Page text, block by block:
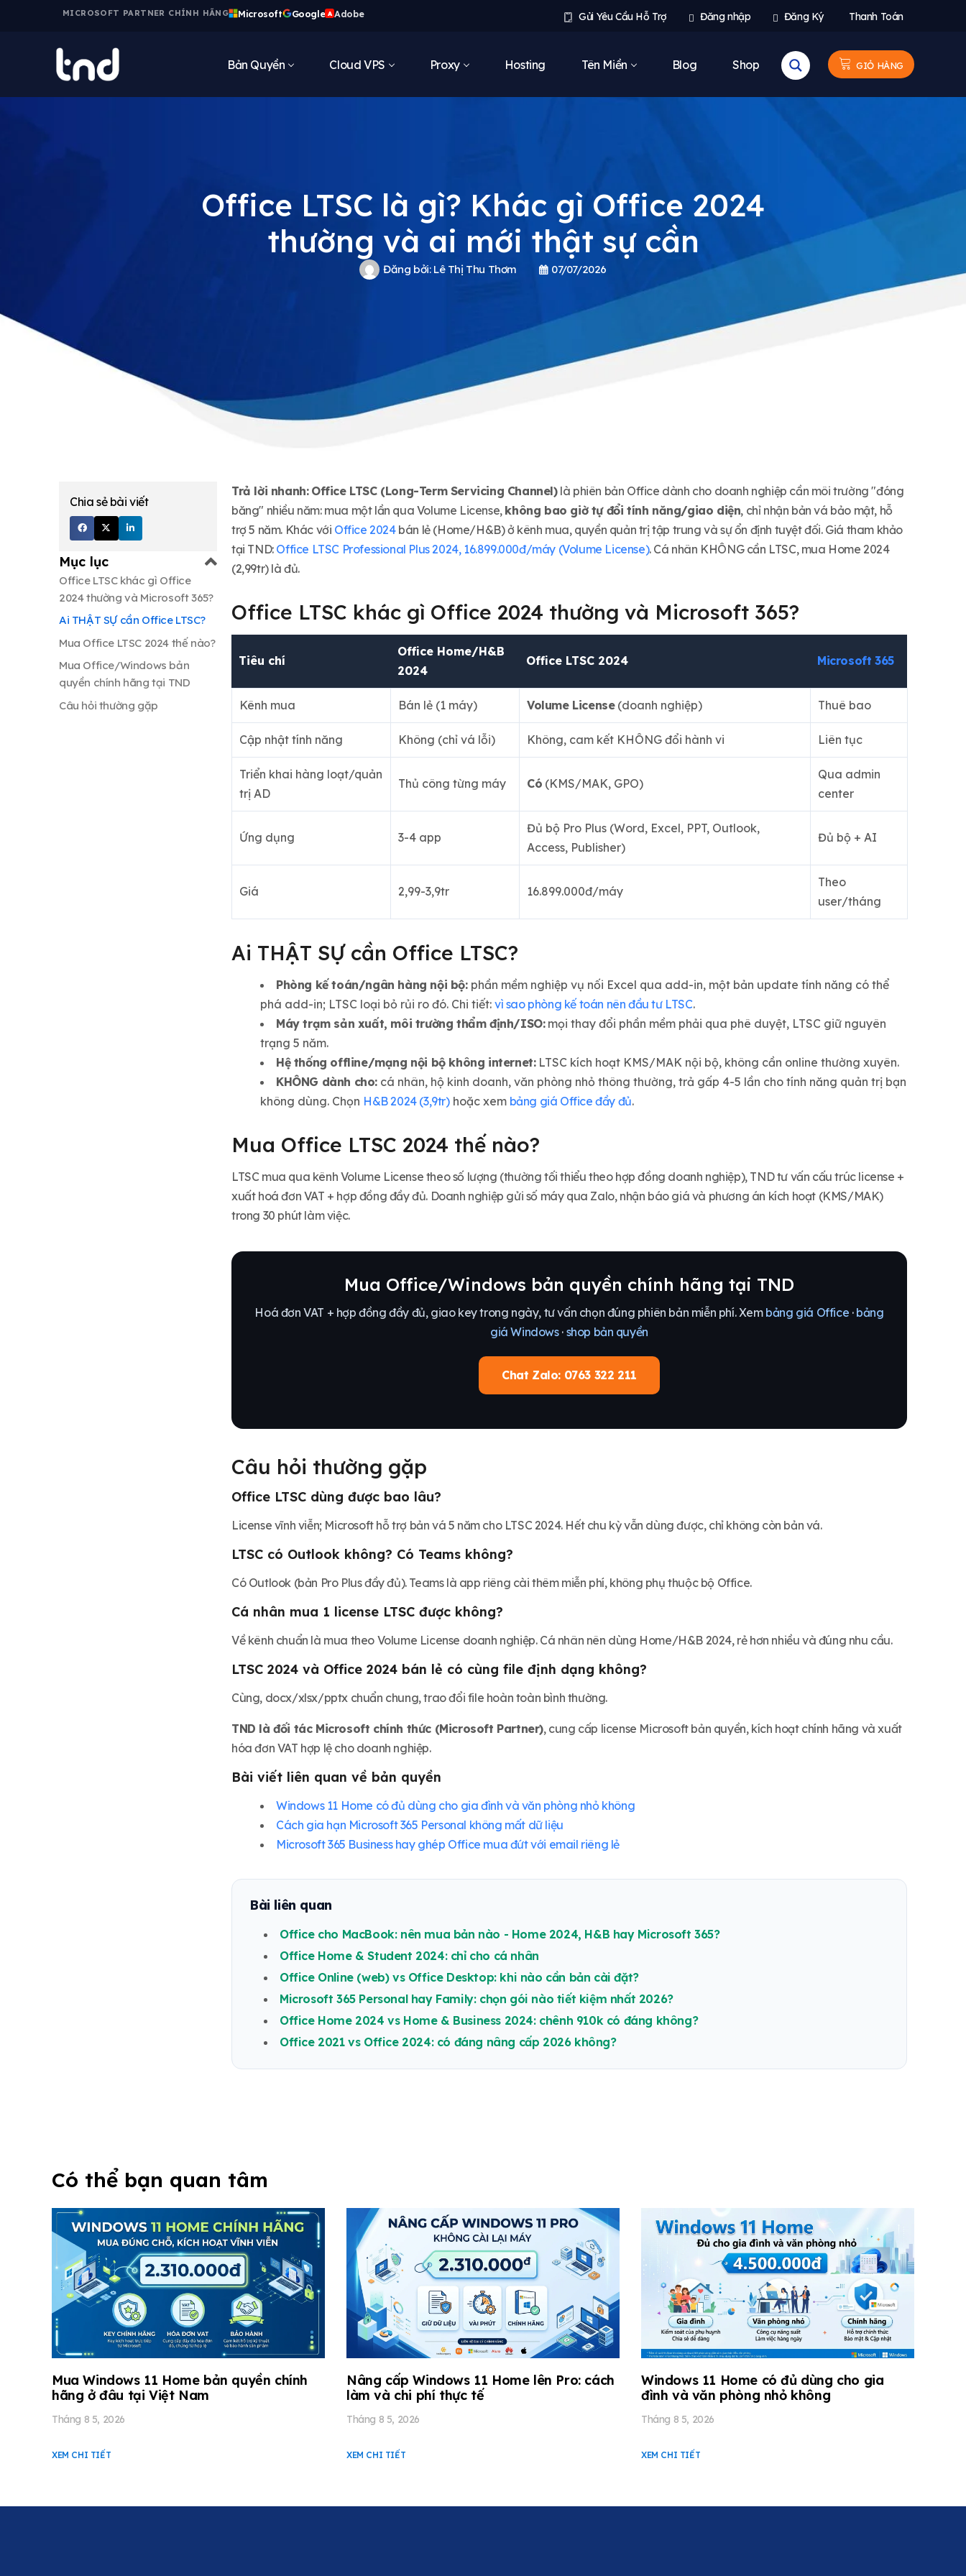
MICROSOFT PARTNER CHÍNH HÃNG Microsoft Google A Adobe Gửi Yêu Cầu Hỗ Trợ Đăng nhập Đăng Ký Thanh Toán
Bản Quyền Cloud VPS Proxy Hosting Tên Miền Blog Shop GIỎ HÀNG
Office LTSC là gì? Khác gì Office 2024
thường và ai mới thật sự cần
Đăng bởi: Lê Thị Thu Thơm 07/07/2026
Chia sẻ bài viết
Mục lục
Office LTSC khác gì Office
2024 thường và Microsoft 365?
Ai THẬT SỰ cần Office LTSC?
Mua Office LTSC 2024 thế nào?
Mua Office/Windows bản
quyền chính hãng tại TND
Câu hỏi thường gặp
Trả lời nhanh: Office LTSC (Long-Term Servicing Channel)là phiên bản Office dành cho doanh nghiệp cần môi trường "đóng
băng" nhiều năm: mua một lần qua Volume License, không bao giờ tự đổi tính năng/giao diện, chỉ nhận bản vá bảo mật, hỗ
trợ 5 năm. Khác với Office 2024bán lẻ (Home/H&B) ở kênh mua, quyền quản trị tập trung và sự ổn định tuyệt đối. Giá tham khảo
tại TND: Office LTSC Professional Plus 2024, 16.899.000đ/máy (Volume License). Cá nhân KHÔNG cần LTSC, mua Home 2024
(2,99tr) là đủ.
Office LTSC khác gì Office 2024 thường và Microsoft 365?
Tiêu chí
Office Home/H&B
2024
Office LTSC 2024 Microsoft 365
Kênh mua Bán lẻ (1 máy) Volume License(doanh nghiệp) Thuê bao
Cập nhật tính năng Không (chỉ vá lỗi) Không, cam kết KHÔNG đổi hành vi Liên tục
Triển khai hàng loạt/quản
trị AD
Thủ công từng máy Có (KMS/MAK, GPO)
Qua admin
center
Ứng dụng 3-4 app
Đủ bộ Pro Plus (Word, Excel, PPT, Outlook,
Access, Publisher)
Đủ bộ + AI
Giá 2,99-3,9tr 16.899.000đ/máy
Theo
user/tháng
Ai THẬT SỰ cần Office LTSC?
Phòng kế toán/ngân hàng nội bộ:phần mềm nghiệp vụ nối Excel qua add-in, một bản update tính năng có thể
phá add-in; LTSC loại bỏ rủi ro đó. Chi tiết: vì sao phòng kế toán nên đầu tư LTSC.
Máy trạm sản xuất, môi trường thẩm định/ISO:mọi thay đổi phần mềm phải qua phê duyệt, LTSC giữ nguyên
trạng 5 năm.
Hệ thống offline/mạng nội bộ không internet:LTSC kích hoạt KMS/MAK nội bộ, không cần online thường xuyên.
KHÔNG dành cho: cá nhân, hộ kinh doanh, văn phòng nhỏ thông thường, trả gấp 4-5 lần cho tính năng quản trị bạn
không dùng. Chọn H&B 2024 (3,9tr)hoặc xem bảng giá Office đầy đủ.
Mua Office LTSC 2024 thế nào?
LTSC mua qua kênh Volume License theo số lượng (thường tối thiểu theo hợp đồng doanh nghiệp), TND tư vấn cấu trúc license +
xuất hoá đơn VAT + hợp đồng đầy đủ. Doanh nghiệp gửi số máy qua Zalo, nhận báo giá và phương án kích hoạt (KMS/MAK)
trong 30 phút làm việc.
Mua Office/Windows bản quyền chính hãng tại TND
Hoá đơn VAT + hợp đồng đầy đủ, giao key trong ngày, tư vấn chọn đúng phiên bản miễn phí. Xem bảng giá Office · bảng
giá Windows· shop bản quyền
Chat Zalo: 0763 322 211
Câu hỏi thường gặp
Office LTSC dùng được bao lâu?
License vĩnh viễn; Microsoft hỗ trợ bản vá 5 năm cho LTSC 2024. Hết chu kỳ vẫn dùng được, chỉ không còn bản vá.
LTSC có Outlook không? Có Teams không?
Có Outlook (bản Pro Plus đầy đủ). Teams là app riêng cài thêm miễn phí, không phụ thuộc bộ Office.
Cá nhân mua 1 license LTSC được không?
Về kênh chuẩn là mua theo Volume License doanh nghiệp. Cá nhân nên dùng Home/H&B 2024, rẻ hơn nhiều và đúng nhu cầu.
LTSC 2024 và Office 2024 bán lẻ có cùng file định dạng không?
Cùng, docx/xlsx/pptx chuẩn chung, trao đổi file hoàn toàn bình thường.
TND là đối tác Microsoft chính thức (Microsoft Partner), cung cấp license Microsoft bản quyền, kích hoạt chính hãng và xuất
hóa đơn VAT hợp lệ cho doanh nghiệp.
Bài viết liên quan về bản quyền
Windows 11 Home có đủ dùng cho gia đình và văn phòng nhỏ không
Cách gia hạn Microsoft 365 Personal không mất dữ liệu
Microsoft 365 Business hay ghép Office mua đứt với email riêng lẻ
Bài liên quan
Office cho MacBook: nên mua bản nào - Home 2024, H&B hay Microsoft 365?
Office Home & Student 2024: chỉ cho cá nhân
Office Online (web) vs Office Desktop: khi nào cần bản cài đặt?
Microsoft 365 Personal hay Family: chọn gói nào tiết kiệm nhất 2026?
Office Home 2024 vs Home & Business 2024: chênh 910k có đáng không?
Office 2021 vs Office 2024: có đáng nâng cấp 2026 không?
Có thể bạn quan tâm
Mua Windows 11 Home bản quyền chính
hãng ở đâu tại Việt Nam
Tháng 8 5, 2026
XEM CHI TIẾT
Nâng cấp Windows 11 Home lên Pro: cách
làm và chi phí thực tế
Tháng 8 5, 2026
XEM CHI TIẾT
Windows 11 Home có đủ dùng cho gia
đình và văn phòng nhỏ không
Tháng 8 5, 2026
XEM CHI TIẾT